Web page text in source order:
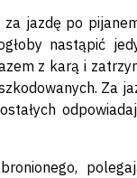
jazdę po
nastąpić
z karą i
Za